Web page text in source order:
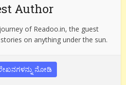
Author
of Readoo.in, the guest
on anything under the sun.
ನೋಡಿ